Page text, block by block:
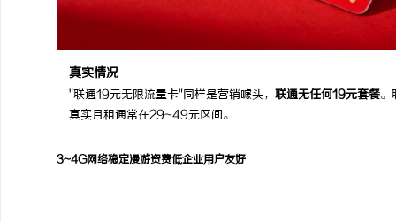
真实情况
"联通19元无限流量卡"同样是营销噱头， 联通无任何19元套餐。
真实月租通常在29~49元区间。
3~4G网络稳定漫游资费低企业用户友好